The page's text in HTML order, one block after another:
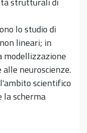
lo studio di
lineari; in
modellizzazione
neuroscienze.
scientifico
la scherma